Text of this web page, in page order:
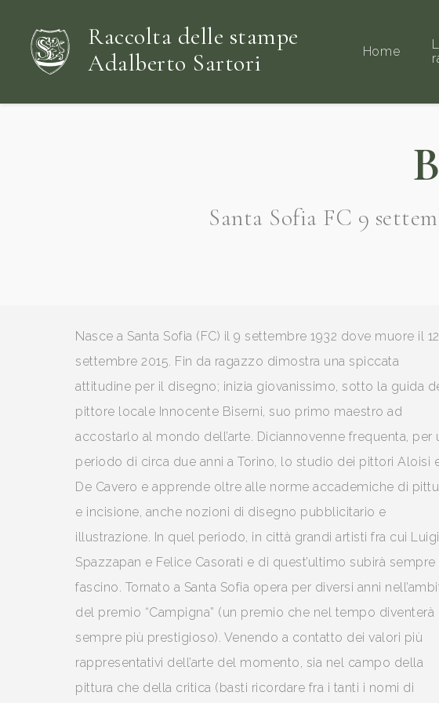
Raccolta delle stampe
Adalberto Sartori
Home
Santa Sofia FC 9
Nasce a Santa Sofia (FC) il 9 settembre 1932 dove muore il 12
settembre 2015. Fin da ragazzo dimostra una spiccata
attitudine per il disegno; inizia giovanissimo, sotto la guida
pittore locale Innocente Biserni, suo primo maestro ad
accostarlo al mondo dell’arte. Diciannovenne frequenta, per
periodo di circa due anni a Torino, lo studio dei pittori Aloisi
De Cavero e apprende oltre alle norme accademiche di
e incisione, anche nozioni di disegno pubblicitario e
illustrazione. In quel periodo, in città grandi artisti fra cui Luigi
Spazzapan e Felice Casorati e di quest’ultimo subirà sempre
fascino. Tornato a Santa Sofia opera per diversi anni
del premio “Campigna” (un premio che nel tempo diventerà
sempre più prestigioso). Venendo a contatto dei valori più
rappresentativi dell’arte del momento, sia nel campo della
pittura che della critica (basti ricordare fra i tanti i nomi di